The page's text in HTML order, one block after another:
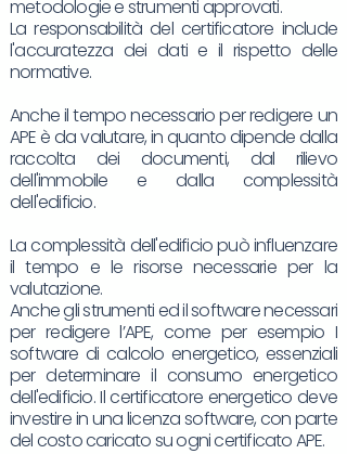
metodologie e strumenti approvati.
La responsabilità del certificatore include
l'accuratezza dei dati e il rispetto delle
normative.
Anche il tempo necessario per redigere un
APE è da valutare, in quanto dipende dalla
raccolta dei documenti, dal rilievo
dell'immobile e dalla complessità
dell'edificio.
La complessità dell'edificio può influenzare
il tempo e le risorse necessarie per la
valutazione.
Anche gli strumenti ed il software necessari
per redigere l’APE, come per esempio I
software di calcolo energetico, essenziali
per determinare il consumo energetico
dell'edificio. Il certificatore energetico deve
investire in una licenza software, con parte
del costo caricato su ogni certificato APE.